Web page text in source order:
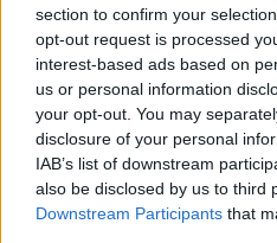
section to confirm your
opt-out request is processed
interest-based ads based on
us or personal information
your opt-out. You may
disclosure of your personal
IAB’s list of downstream
also be disclosed by us to third
Downstream Participants that